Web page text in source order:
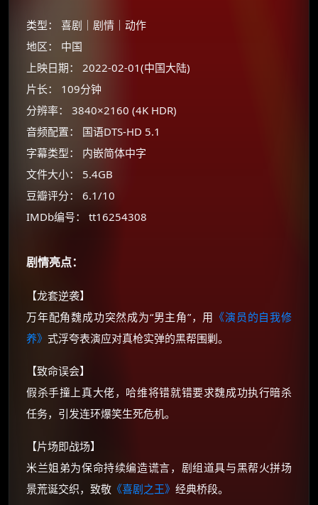
类型： 喜剧｜剧情｜动作
地区： 中国
上映日期： 2022-02-01(中国大陆)
片长： 109分钟
分辨率： 3840×2160 (4K HDR)
音频配置： 国语DTS-HD 5.1
字幕类型： 内嵌简体中字
文件大小： 5.4GB
豆瓣评分： 6.1/10
IMDb编号： tt16254308
剧情亮点：
【龙套逆袭】
万年配角魏成功突然成为“男主角”，用 《演员的自我修
养》 式浮夸表演应对真枪实弹的黑帮围剿。
【致命误会】
假杀手撞上真大佬，哈维将错就错要求魏成功执行暗杀
任务，引发连环爆笑生死危机。
【片场即战场】
米兰姐弟为保命持续编造谎言，剧组道具与黑帮火拼场
景荒诞交织，致敬 《喜剧之王》 经典桥段。
🧧 福利领取站
朋友们辛苦了 💦
⚡ 前往【大淘客】领红包